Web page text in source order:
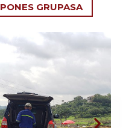
GRUPASA